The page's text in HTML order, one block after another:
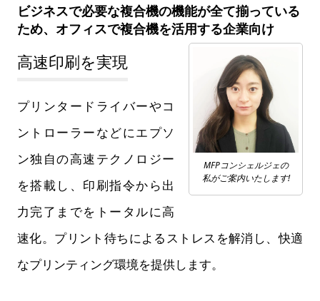
ビジネスで必要な複合機の機能が全て揃っている
ため、オフィスで複合機を活用する企業向け
高速印刷を実現
MFPコンシェルジェの
私がご案内いたします!
プリンタードライバーやコ
ントローラーなどにエプソ
ン独自の高速テクノロジー
を搭載し、印刷指令から出
力完了までをトータルに高
速化。プリント待ちによるストレスを解消し、快適
なプリンティング環境を提供します。